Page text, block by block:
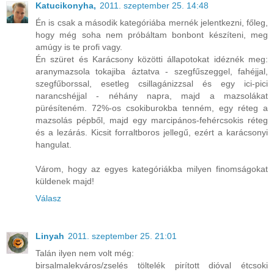
Katucikonyha, 2011. szeptember 25. 14:48
Én is csak a második kategóriába mernék jelentkezni, főleg,
hogy még soha nem próbáltam bonbont készíteni, meg
amúgy is te profi vagy.
Én szüret és Karácsony közötti állapotokat idéznék meg:
aranymazsola tokajiba áztatva - szegfűszeggel, fahéjjal,
szegfűborssal, esetleg csillagánizzsal és egy ici-pici
narancshéjjal - néhány napra, majd a mazsolákat
pürésíteném. 72%-os csokiburokba tenném, egy réteg a
mazsolás pépből, majd egy marcipános-fehércsokis réteg
és a lezárás. Kicsit forraltboros jellegű, ezért a karácsonyi
hangulat.
Várom, hogy az egyes kategóriákba milyen finomságokat
küldenek majd!
Válasz
Linyah 2011. szeptember 25. 21:01
Talán ilyen nem volt még:
birsalmalekváros/zselés töltelék pirított dióval étcsoki